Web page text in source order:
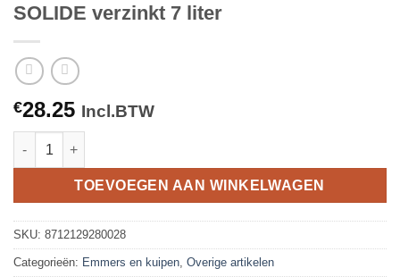
SOLIDE verzinkt 7 liter
€28.25 Incl.BTW
Schepemmer - Gieremmer - Putemmer SOLIDE verzinkt 7 liter
TOEVOEGEN AAN WINKELWAGEN
SKU: 8712129280028
Categorieën: Emmers en kuipen, Overige artikelen